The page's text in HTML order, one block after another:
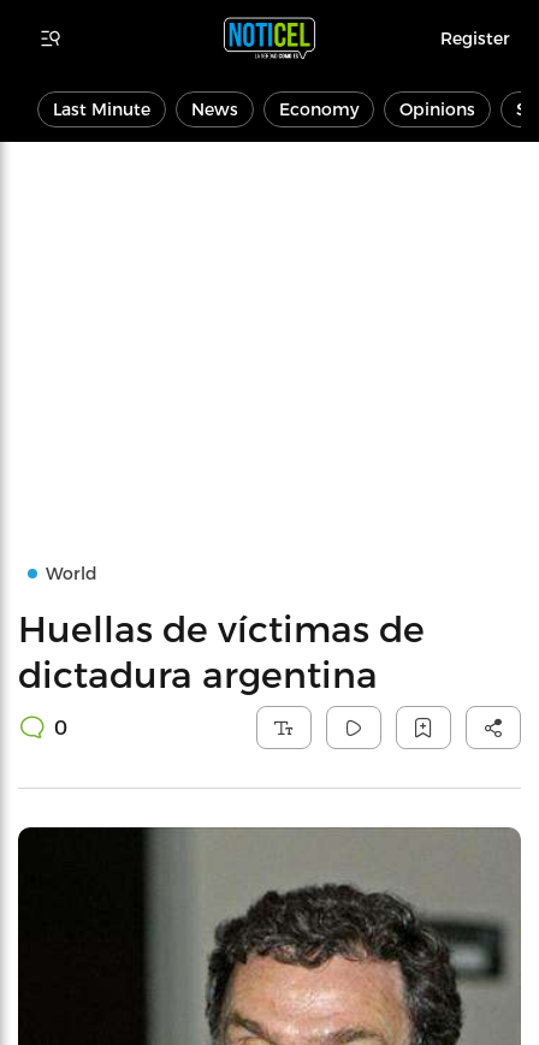
Register
Last Minute News Economy Opinions
World
Huellas de víctimas de
dictadura argentina
0